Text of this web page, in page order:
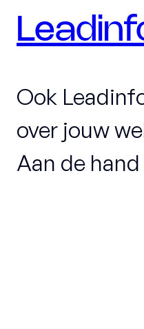
Ook
over jouw
Aan de